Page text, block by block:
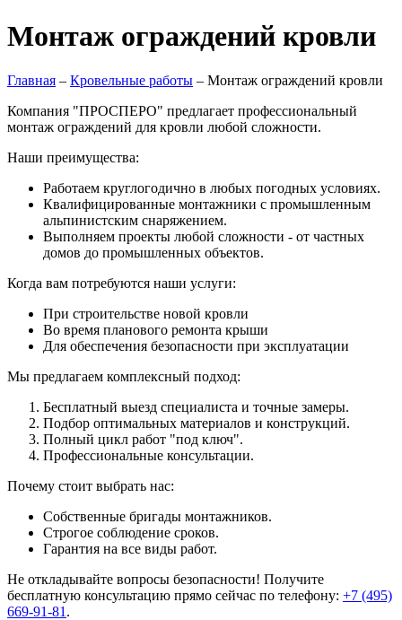
Монтаж ограждений кровли
Главная – Кровельные работы – Монтаж ограждений кровли
Компания "ПРОСПЕРО" предлагает профессиональный
монтаж ограждений для кровли любой сложности.
Наши преимущества:
Работаем круглогодично в любых погодных условиях.
Квалифицированные монтажники с промышленным
альпинистским снаряжением.
Выполняем проекты любой сложности - от частных
домов до промышленных объектов.
Когда вам потребуются наши услуги:
При строительстве новой кровли
Во время планового ремонта крыши
Для обеспечения безопасности при эксплуатации
Мы предлагаем комплексный подход:
Бесплатный выезд специалиста и точные замеры.
Подбор оптимальных материалов и конструкций.
Полный цикл работ "под ключ".
Профессиональные консультации.
Почему стоит выбрать нас:
Собственные бригады монтажников.
Строгое соблюдение сроков.
Гарантия на все виды работ.
Не откладывайте вопросы безопасности! Получите
бесплатную консультацию прямо сейчас по телефону: +7 (495)
669-91-81 .